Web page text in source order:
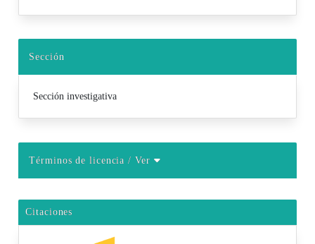
Sección
Sección investigativa
Términos de licencia/ Ver
Citaciones